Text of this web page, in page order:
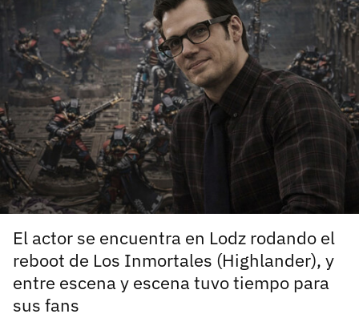
El actor se encuentra en Lodz rodando el
reboot de Los Inmortales (Highlander), y
entre escena y escena tuvo tiempo para
sus fans
¿Todavía no tienes cuenta?
Regístrate gratis
El inicio de sesión con Facebook ya no está
disponible, pero puedes seguir usando tu cuenta
de 3DJuegos:
Recupera tu acceso con Facebook
carácter inicial), pero no mayúsculas, espacios, tildes
o caracteres especiales.
He leído y acepto la politica de privacidad y
de participación
Registrarse en 3DJuegos
Entra con Google
¿Ya tienes cuenta?